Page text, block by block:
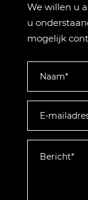
We willen u
u
mogelijk